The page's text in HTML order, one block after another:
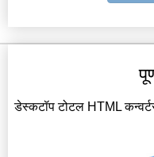
डेस्कटॉप टोटल HTML